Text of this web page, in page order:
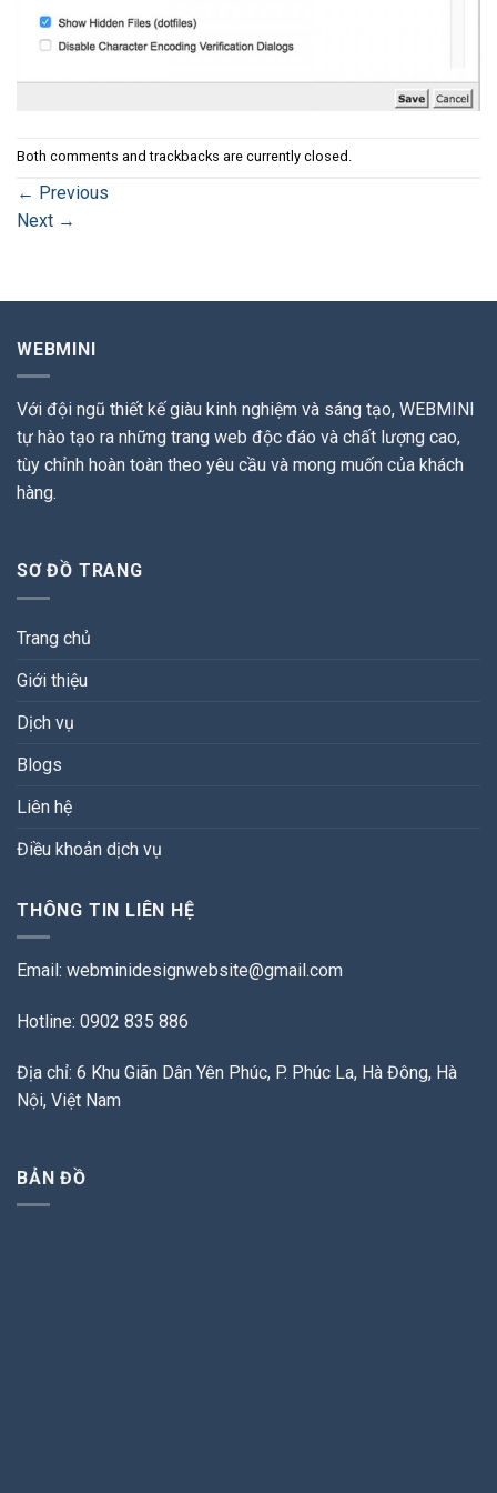
Both comments and trackbacks are currently closed.
← Previous
Next →
WEBMINI
Với đội ngũ thiết kế giàu kinh nghiệm và sáng tạo, WEBMINI
tự hào tạo ra những trang web độc đáo và chất lượng cao,
tùy chỉnh hoàn toàn theo yêu cầu và mong muốn của khách
hàng.
SƠ ĐỒ TRANG
Trang chủ
Giới thiệu
Dịch vụ
Blogs
Liên hệ
Điều khoản dịch vụ
THÔNG TIN LIÊN HỆ
Email: webminidesignwebsite@gmail.com
Hotline: 0902 835 886
Địa chỉ: 6 Khu Giãn Dân Yên Phúc, P. Phúc La, Hà Đông, Hà
Nội, Việt Nam
BẢN ĐỒ